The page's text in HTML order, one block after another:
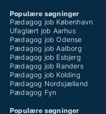
Populære søgninger
Pædagog job København
Ufaglært job Aarhus
Pædagog job Odense
Pædagog job Aalborg
Pædagog job Esbjerg
Pædagog job Randers
Pædagog job Kolding
Pædagog Nordsjælland
Pædagog Fyn
Populære søgninger